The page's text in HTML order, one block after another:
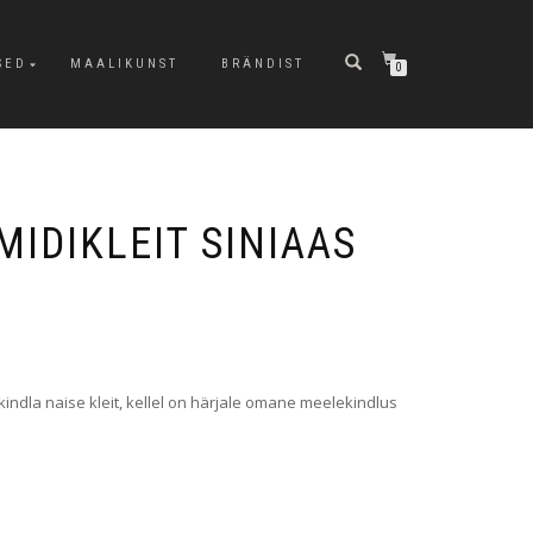
MAALIKUNST BRÄNDIST 0
SINIAAS
naise kleit, kellel on härjale omane meelekindlus